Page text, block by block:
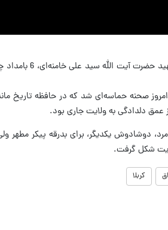
مراسم رسمی تشییع
صحنه حماسه‌ای شد که در حافظه تاریخ
دلدادگی به ولایت جاری بود.
دوشادوش یکدیگر، برای بدرقه پیکر مطهر
شکل گرفت.
کربلا